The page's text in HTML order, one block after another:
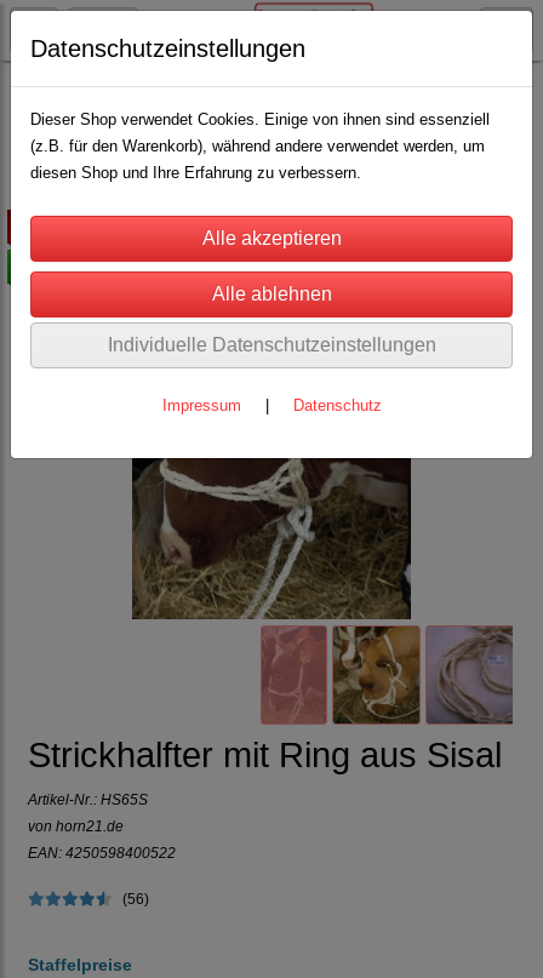
Rinderhaltung
Halfter für Rinder, Kühe, Kälber, Bullen
Strickhalfter(2)
-50%
Strickhalfter mit Ring aus Sisal
Artikel-Nr.: HS65S
von horn21.de
EAN: 4250598400522
(56)
Staffelpreise
Datenschutzeinstellungen
Dieser Shop verwendet Cookies. Einige von ihnen sind essenziell
(z.B. für den Warenkorb), während andere verwendet werden, um
diesen Shop und Ihre Erfahrung zu verbessern.
Individuelle Datenschutzeinstellungen
Impressum Datenschutz